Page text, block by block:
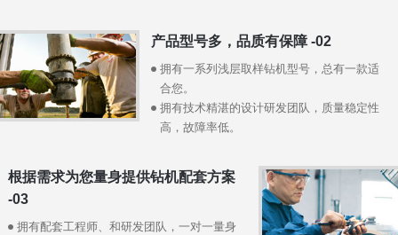
产品型号多，品质有保障 -02
拥有一系列浅层取样钻机型号，总有一款适
合您。
拥有技术精湛的设计研发团队，质量稳定性
高，故障率低。
根据需求为您量身提供钻机配套方案
-03
拥有配套工程师、和研发团队，一对一量身